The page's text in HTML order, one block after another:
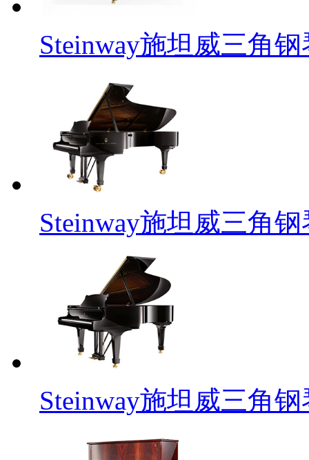
Steinway施坦威三角
Steinway施坦威三角
Steinway施坦威三角